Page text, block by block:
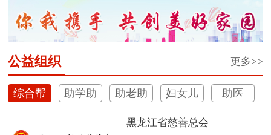
更多>>
公益组织
综合帮
助学助
助老助
妇女儿
助医
黑龙江省慈善总会